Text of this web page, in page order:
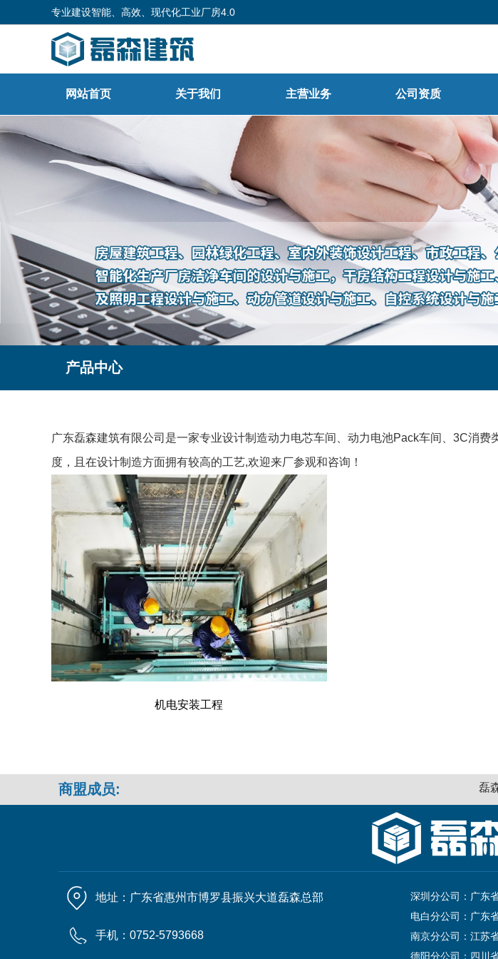
专业建设智能、高效、现代化工业厂房4.0
网站首页 关于我们 主营业务 公司资质
产品中心
广东磊森建筑有限公司是一家专业设计制造动力电芯车间、动力电池Pack车间、3C消
度，且在设计制造方面拥有较高的工艺,欢迎来厂参观和咨询！
机电安装工程
商盟成员: 磊
地址：广东省惠州市博罗县振兴大道磊森总部
手机：0752-5793668
深圳分公司：广东
电白分公司：广东
南京分公司：江苏
德阳分公司：四川